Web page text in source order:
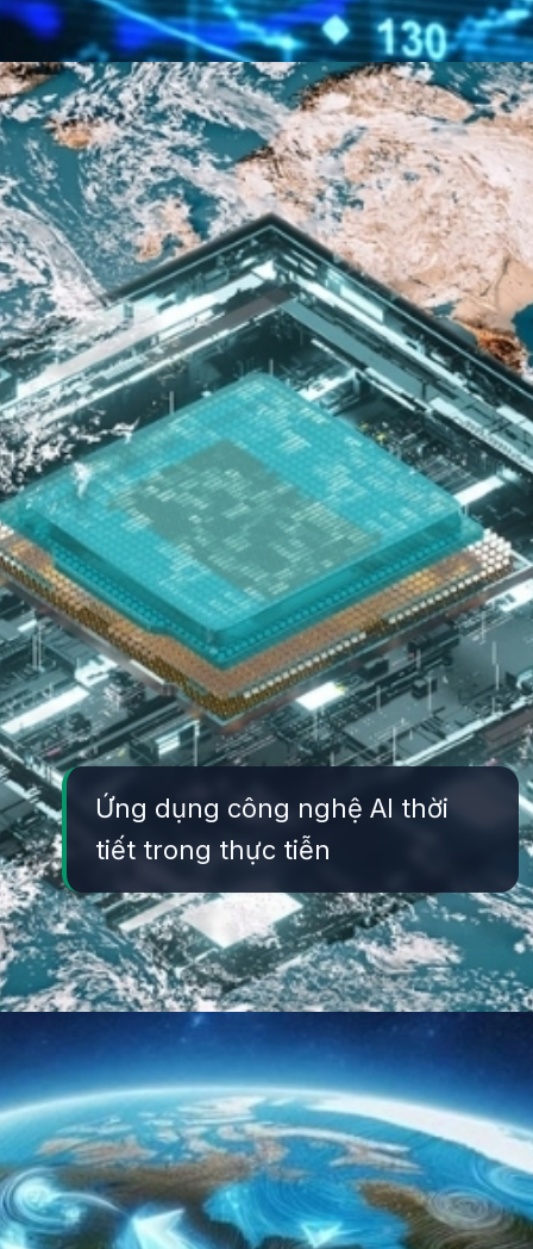
Đang mở https://yeukhoahoc.edu.vn/cong-nghe-ai-thoi-tiet
Ứng dụng công nghệ AI thời
tiết trong thực tiễn